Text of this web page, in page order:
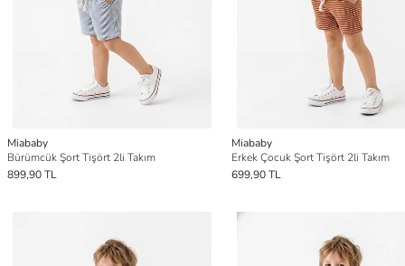
Miababy
Bürümcük Şort Tişört 2li Takım
899,90 TL
Miababy
Erkek Çocuk Şort Tişört 2li Takım
699,90 TL